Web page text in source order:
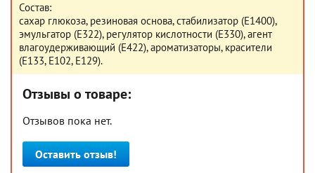
Состав:
сахар глюкоза, резиновая основа, стабилизатор (Е1400),
эмульгатор (Е322), регулятор кислотности (Е330), агент
влагоудерживающий (Е422), ароматизаторы, красители
(Е133, Е102, Е129).
Отзывы о товаре:
Отзывов пока нет.
Оставить отзыв!